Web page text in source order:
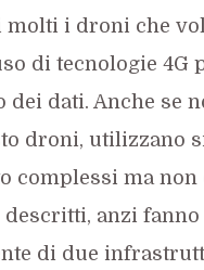
molti i droni che
di tecnologie 4G
dei dati. Anche se
droni, utilizzano
complessi ma
anzi fanno
di due